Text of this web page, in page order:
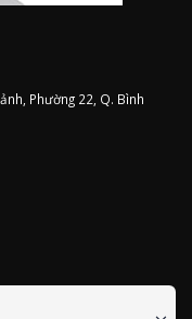
Phường 22, Q. Bình